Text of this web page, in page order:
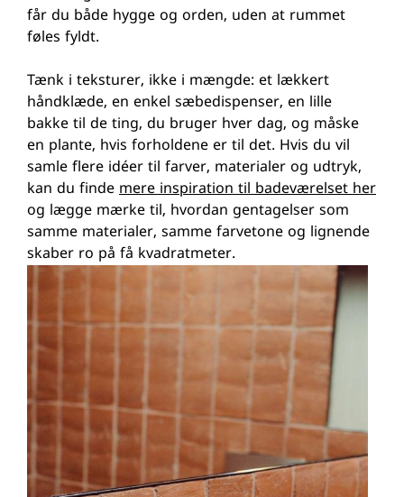
får du både hygge og orden, uden at rummet
føles fyldt.
Tænk i teksturer, ikke i mængde: et lækkert
håndklæde, en enkel sæbedispenser, en lille
bakke til de ting, du bruger hver dag, og måske
en plante, hvis forholdene er til det. Hvis du vil
samle flere idéer til farver, materialer og udtryk,
kan du finde mere inspiration til badeværelset her
og lægge mærke til, hvordan gentagelser som
samme materialer, samme farvetone og lignende
skaber ro på få kvadratmeter.